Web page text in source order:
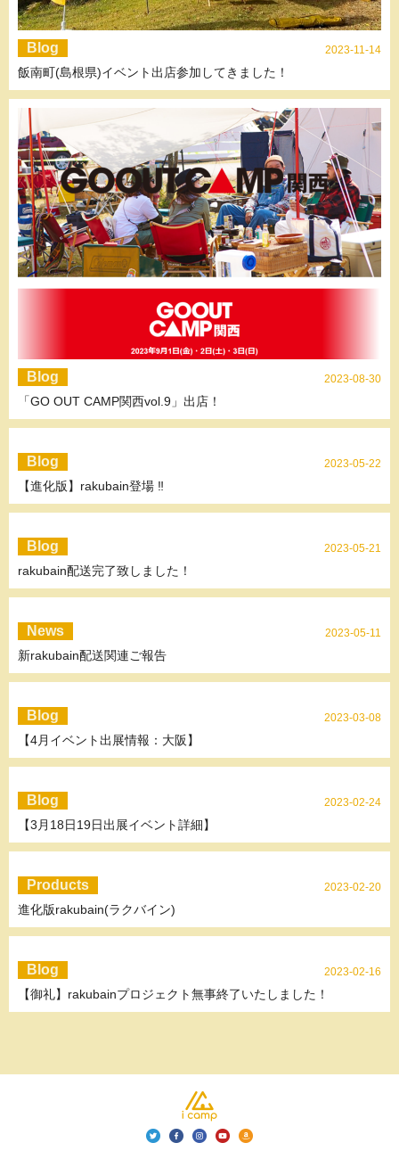
Blog 2023-11-14
飯南町(島根県)イベント出店参加してきました！
Blog 2023-08-30
「GO OUT CAMP関西vol.9」出店！
Blog 2023-05-22
【進化版】rakubain登場 ‼
Blog 2023-05-21
rakubain配送完了致しました！
News 2023-05-11
新rakubain配送関連ご報告
Blog 2023-03-08
【4月イベント出展情報：大阪】
Blog 2023-02-24
【3月18日19日出展イベント詳細】
Products 2023-02-20
進化版rakubain(ラクバイン)
Blog 2023-02-16
【御礼】rakubainプロジェクト無事終了いたしました！